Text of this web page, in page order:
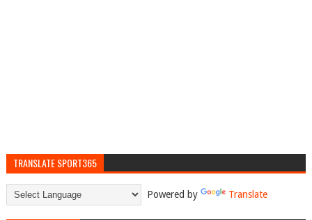
TRANSLATE SPORT365
Powered by Translate